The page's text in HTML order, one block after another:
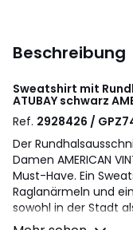
Beschreibung
Sweatshirt mit
ATUBAY schwarz
Ref. 2928426 /
Der
Damen AMERICAN
Must-Have. Ein
Raglanärmeln und
sowohl in der Stadt